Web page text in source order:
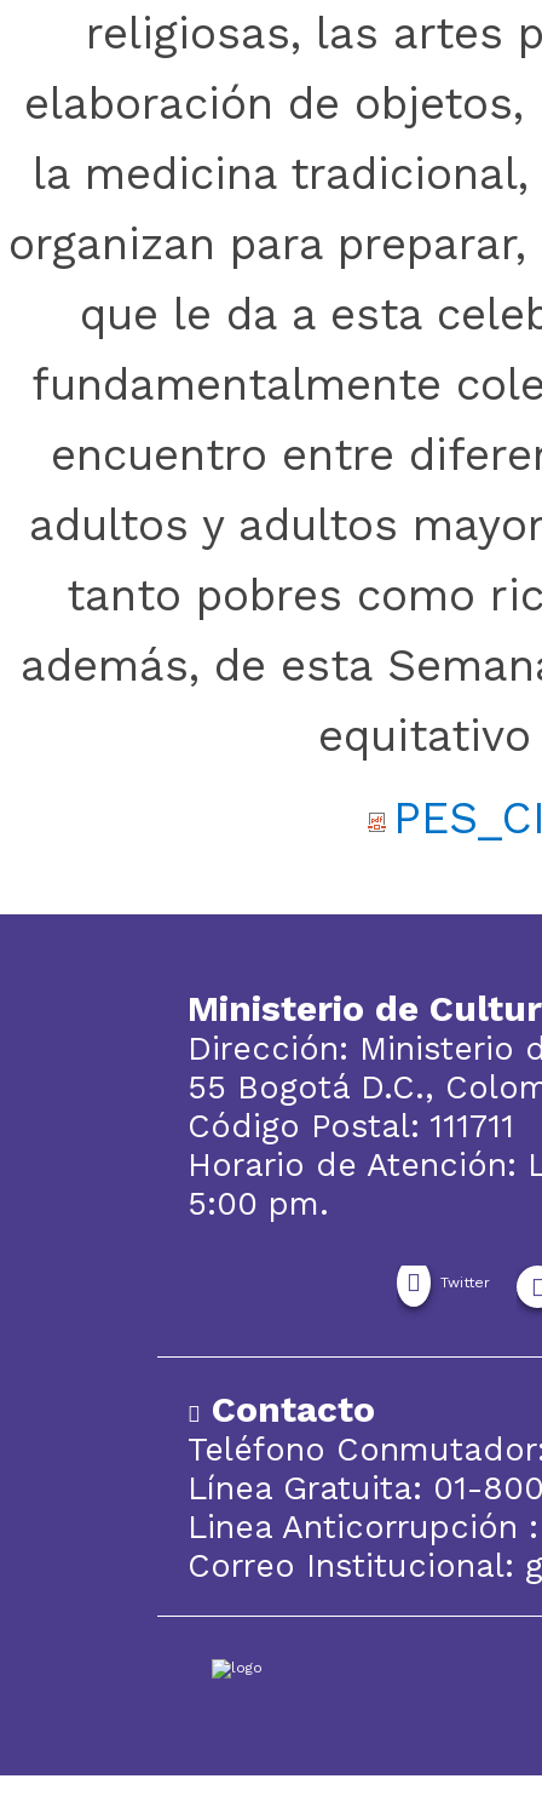
religiosas, las artes
elaboración de
la medicina
organizan para
que le da a esta
fundamentalmente
encuentro entre
adultos y adultos
tanto pobres como
además, de esta
Ministerio de
Dirección: Ministerio
55 Bogotá D.C.,
Código Postal: 111711
Horario de Atención:
5:00 pm.
Twitter
Contacto
Teléfono
Línea Gratuita: 01-
Linea Anticorrupción
Correo Institucional: